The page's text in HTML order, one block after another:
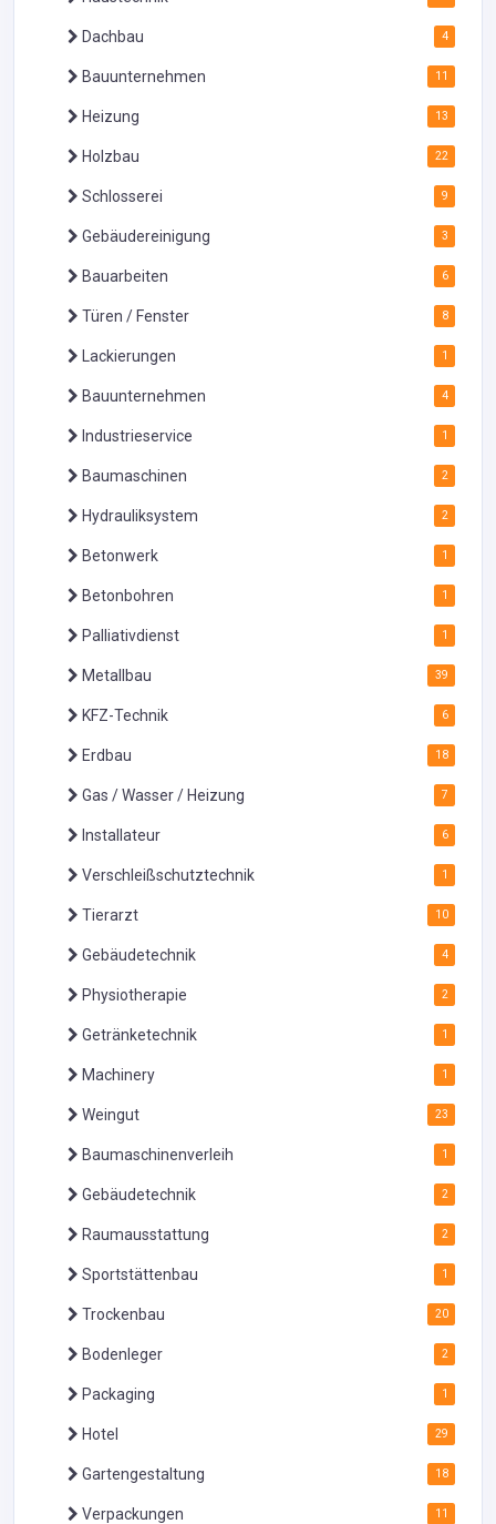
Dachbau 4
Bauunternehmen 11
Heizung 13
Holzbau 22
Schlosserei 9
Gebäudereinigung 3
Bauarbeiten 6
Türen / Fenster 8
Lackierungen 1
Bauunternehmen 4
Industrieservice 1
Baumaschinen 2
Hydrauliksystem 2
Betonwerk 1
Betonbohren 1
Palliativdienst 1
Metallbau 39
KFZ-Technik 6
Erdbau 18
Gas / Wasser / Heizung 7
Installateur 6
Verschleißschutztechnik 1
Tierarzt 10
Gebäudetechnik 4
Physiotherapie 2
Getränketechnik 1
Machinery 1
Weingut 23
Baumaschinenverleih 1
Gebäudetechnik 2
Raumausstattung 2
Sportstättenbau 1
Trockenbau 20
Bodenleger 2
Packaging 1
Hotel 29
Gartengestaltung 18
Verpackungen 11